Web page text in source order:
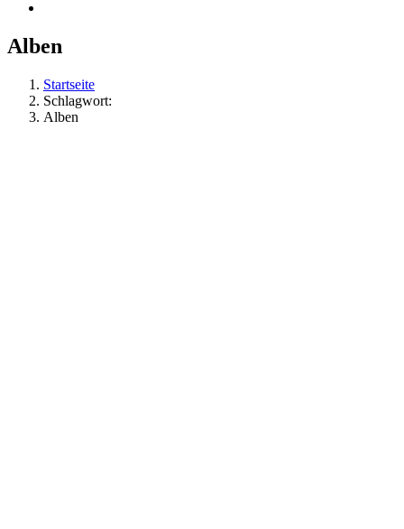
Alben
Startseite
Schlagwort:
Alben